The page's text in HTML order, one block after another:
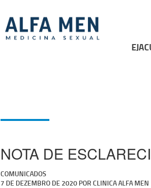
NOTA DE
COMUNICADOS
7 DE DEZEMBRO DE 2020 POR CLINICA ALFA MEN